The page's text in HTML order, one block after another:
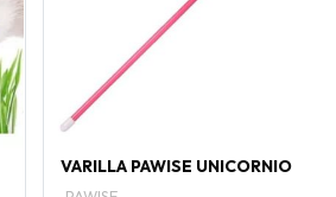
VARILLA PAWISE UNICORNIO